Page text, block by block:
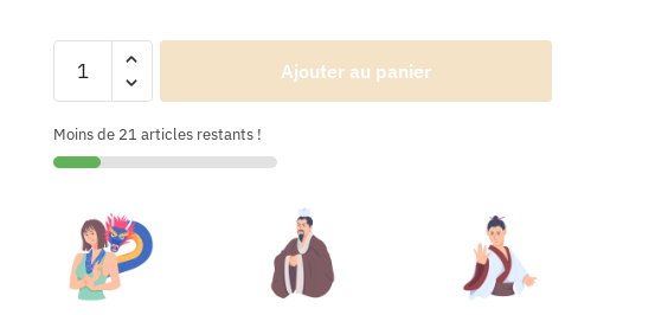
Ajouter au panier
Moins de 21 articles restants !